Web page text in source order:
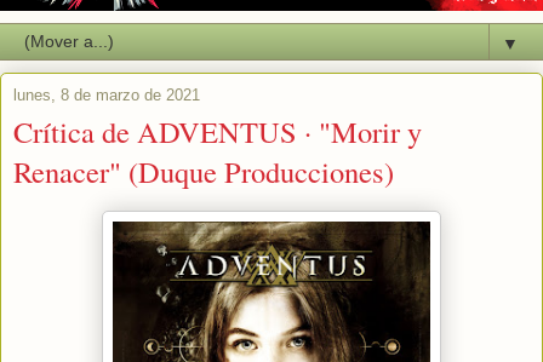
▼
lunes, 8 de marzo de 2021
Crítica de ADVENTUS · "Morir y
Renacer" (Duque Producciones)